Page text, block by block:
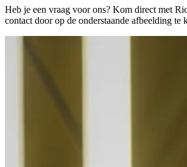
Heb je een vraag voor ons? Kom direct met
contact door op de onderstaande afbeelding te